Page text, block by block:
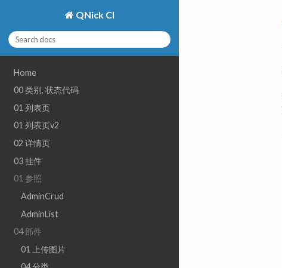
QNick CI
Home
00 类别, 状态代码
01 列表页
01 列表页v2
02 详情页
03 挂件
01 参照
AdminCrud
AdminList
04 部件
01 上传图片